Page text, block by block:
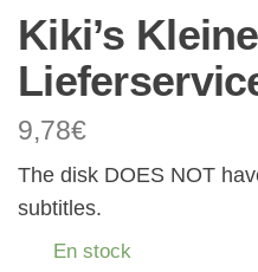
Kiki’s
9,78€
The disk DOES NOT
subtitles.
En stock